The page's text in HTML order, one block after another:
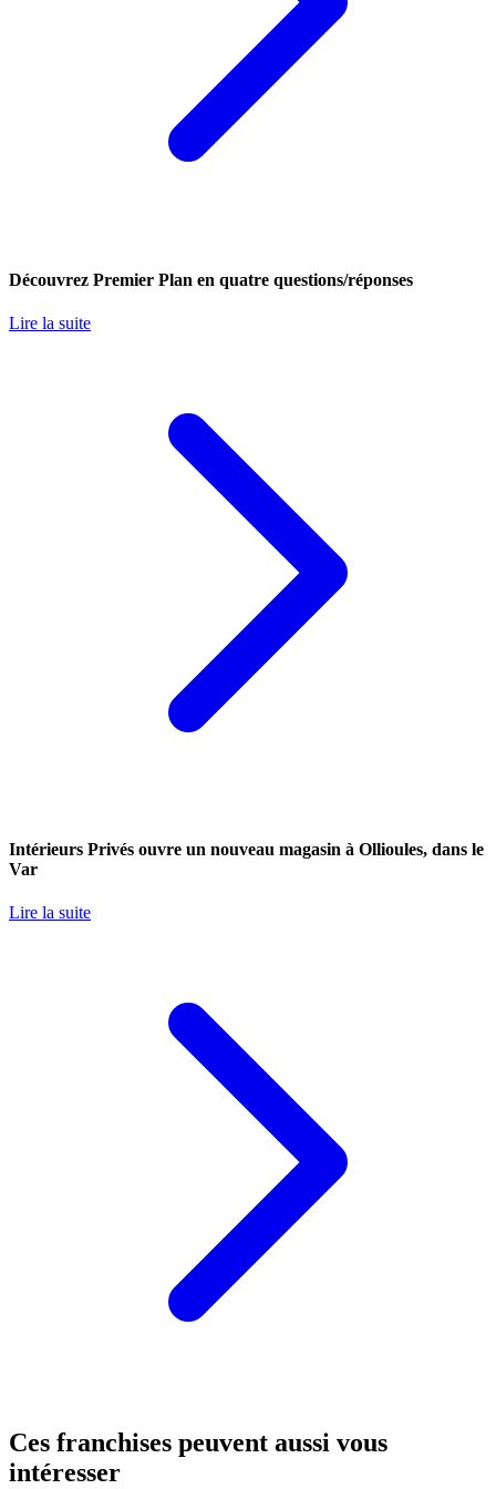
Découvrez Premier Plan en quatre questions/réponses
Lire la suite
Intérieurs Privés ouvre un nouveau magasin à Ollioules, dans le
Var
Lire la suite
Ces franchises peuvent aussi vous
intéresser